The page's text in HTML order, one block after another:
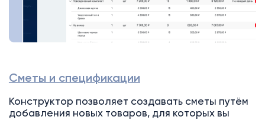
Сметы и спецификации
Конструктор позволяет создавать сметы путём
добавления новых товаров, для которых вы